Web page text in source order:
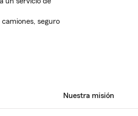
seguro
Nuestra misión